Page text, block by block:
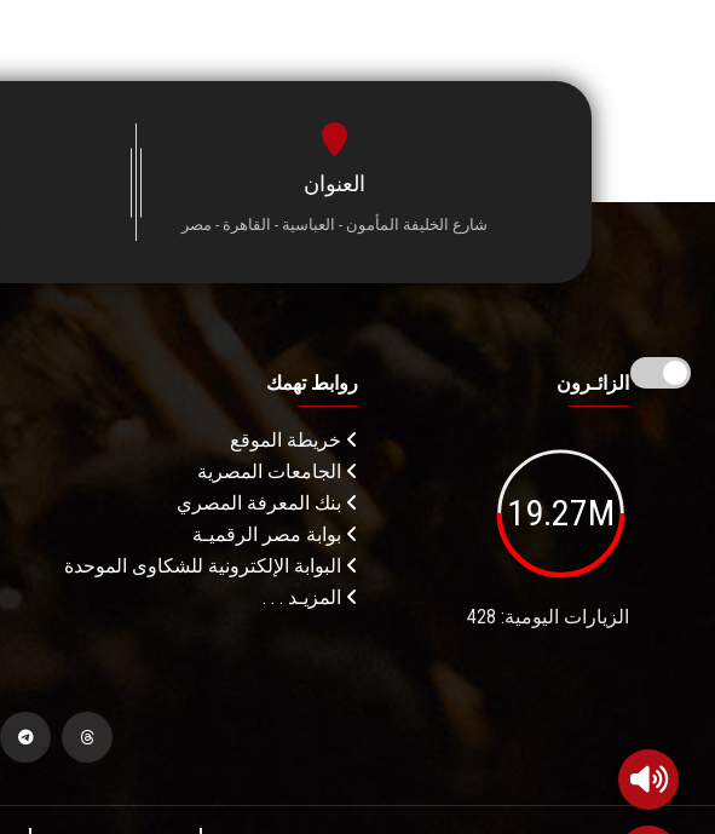
العنوان
شارع الخليفة المأمون - العباسية - القاهرة - مصر
الزائـرون
19.27M
الزيارات اليومية: 428
روابط تهمك
خريطة الموقع
الجامعات المصرية
بنك المعرفة المصري
بوابة مصر الرقميـة
البوابة الإلكترونية للشكاوى الموحدة
المزيـد . . .